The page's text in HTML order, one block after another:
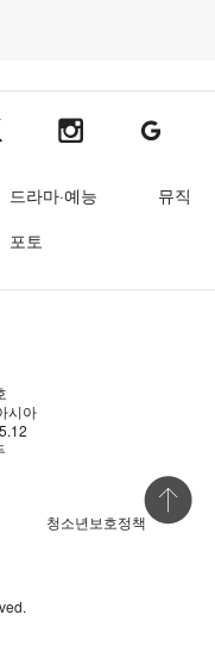
북
시아 엑스텐아시아 인스타그램
텐아시아
드라마·예능
뮤직
포토
시아
청소년보호정책
상단 바로